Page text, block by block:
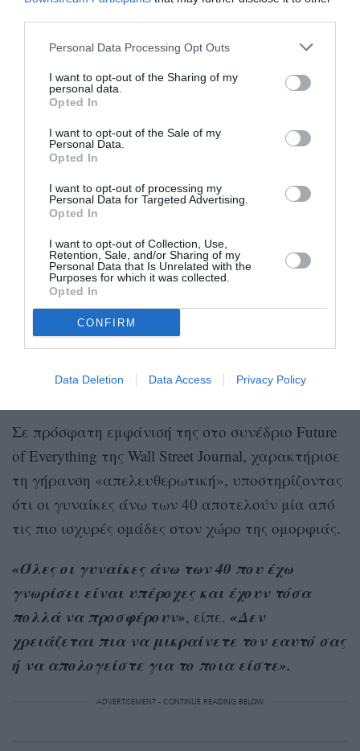
Personal Data Processing Opt Outs
I want to opt-out of the Sharing of my
personal data.
Opted In
I want to opt-out of the Sale of my
Personal Data.
Opted In
I want to opt-out of processing my
Personal Data for Targeted Advertising.
Opted In
I want to opt-out of Collection, Use,
Retention, Sale, and/or Sharing of my
Personal Data that Is Unrelated with the
Purposes for which it was collected.
Opted In
CONFIRM
Data Deletion Data Access Privacy Policy
διαφορετικά αυτή τη φάση της ζωής. Όταν το
brand λανσαρίστηκε το 2024, είχε δηλώσει πως
στόχος της ήταν να επαναπροσδιορίσει τον
τρόπο με τον οποίο μιλάμε για την εμμηνόπαυση
και την ωριμότητα.
«Θα έπρεπε να υπάρχει μια αίσθηση
ελευθερίας και ζωντάνιας σε αυτή την
περίοδο της ζωής μιας γυναίκας. Αντί γι’
αυτό, ακούμε πράγματα όπως “μπήκες στην
εμμηνόπαυση” ή “έκανες τον κύκλο σου”»,
είχε πει τότε.«Θέλω αυτή η περίοδος να
Σε πρόσφατη εμφάνισή της στο συνέδριο Future
of Everything της Wall Street Journal, χαρακτήρισε
τη γήρανση «απελευθερωτική», υποστηρίζοντας
ότι οι γυναίκες άνω των 40 αποτελούν μία από
τις πιο ισχυρές ομάδες στον χώρο της ομορφιάς.
«Όλες οι γυναίκες άνω των 40 που έχω
γνωρίσει είναι υπέροχες και έχουν τόσα
πολλά να προσφέρουν», είπε. «Δεν
χρειάζεται πια να μικραίνετε τον εαυτό σας
ή να απολογείστε για το ποια είστε».
ADVERTISEMENT - CONTINUE READING BELOW